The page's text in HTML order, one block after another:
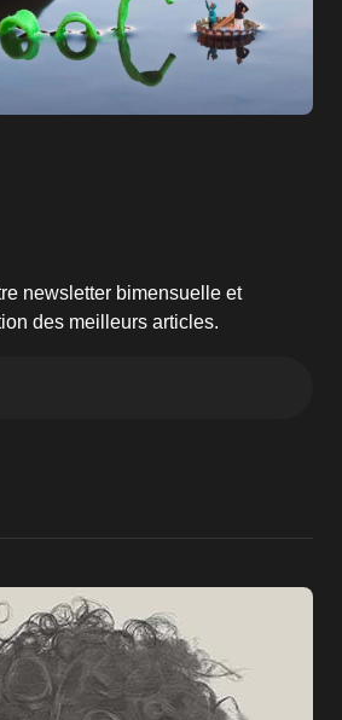
newsletter bimensuelle et
des meilleurs articles.